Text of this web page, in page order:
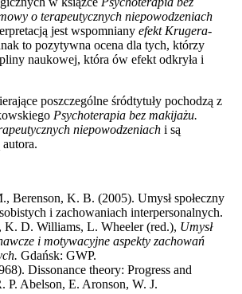
o terapeutycznych niepowodzeniach
jest wspomniany efekt Krugera-
to pozytywna ocena dla tych, którzy
naukowej, która ów efekt odkryła i
poszczególne śródtytuły pochodzą z
Psychoterapia bez makijażu.
niepowodzeniach i są
Berenson, K. B. (2005). Umysł społeczny
i zachowaniach interpersonalnych.
K. D. Williams, L. Wheeler (red.), Umysł
i motywacyjne aspekty zachowań
Gdańsk: GWP.
Dissonance theory: Progress and
P. Abelson, E. Aronson, W. J.